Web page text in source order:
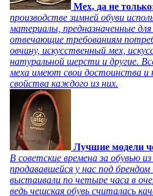
Мех, да не
производстве зимней обуви
материалы, предназначенные
отвечающие требованиям
овчину, искусственный мех,
натуральной шерсти и другие.
меха имеют свои достоинства
свойства каждого из них.
Лучшие модели
В советские времена за обувью из
продававшейся у нас под брендом
выстаивали по четыре часа в
ведь чешская обувь считалась